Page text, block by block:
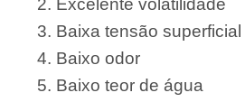
Excelente volatilidade
Baixa tensão superficial
Baixo odor
Baixo teor de água